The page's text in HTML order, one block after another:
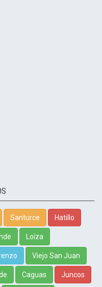
Santurce Hatillo
Loíza
Viejo San Juan
Caguas Juncos